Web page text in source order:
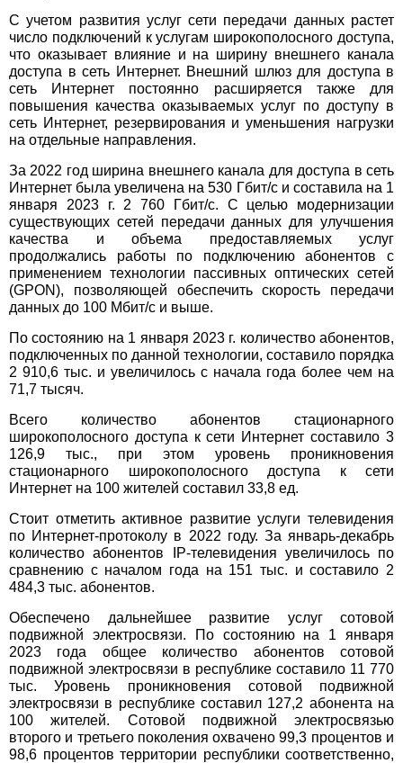
С учетом развития услуг сети передачи данных растет
число подключений к услугам широкополосного доступа,
что оказывает влияние и на ширину внешнего канала
доступа в сеть Интернет. Внешний шлюз для доступа в
сеть Интернет постоянно расширяется также для
повышения качества оказываемых услуг по доступу в
сеть Интернет, резервирования и уменьшения нагрузки
на отдельные направления.
За 2022 год ширина внешнего канала для доступа в сеть
Интернет была увеличена на 530 Гбит/с и составила на 1
января 2023 г. 2 760 Гбит/с. С целью модернизации
существующих сетей передачи данных для улучшения
качества и объема предоставляемых услуг
продолжались работы по подключению абонентов с
применением технологии пассивных оптических сетей
(GPON), позволяющей обеспечить скорость передачи
данных до 100 Мбит/с и выше.
По состоянию на 1 января 2023 г. количество абонентов,
подключенных по данной технологии, составило порядка
2 910,6 тыс. и увеличилось с начала года более чем на
71,7 тысяч.
Всего количество абонентов стационарного
широкополосного доступа к сети Интернет составило 3
126,9 тыс., при этом уровень проникновения
стационарного широкополосного доступа к сети
Интернет на 100 жителей составил 33,8 ед.
Стоит отметить активное развитие услуги телевидения
по Интернет-протоколу в 2022 году. За январь-декабрь
количество абонентов IP-телевидения увеличилось по
сравнению с началом года на 151 тыс. и составило 2
484,3 тыс. абонентов.
Обеспечено дальнейшее развитие услуг сотовой
подвижной электросвязи. По состоянию на 1 января
2023 года общее количество абонентов сотовой
подвижной электросвязи в республике составило 11 770
тыс. Уровень проникновения сотовой подвижной
электросвязи в республике составил 127,2 абонента на
100 жителей. Сотовой подвижной электросвязью
второго и третьего поколения охвачено 99,3 процентов и
98,6 процентов территории республики соответственно,